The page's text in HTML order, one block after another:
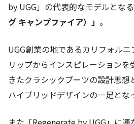
by UGG」の代表的なモデルとなる
グ キャンプファイア）」 。
UGG創業の地であるカリフォル
リップからインスピレーションを
きたクラシックブーツの設計思
ハイブリッドデザインの一足とな